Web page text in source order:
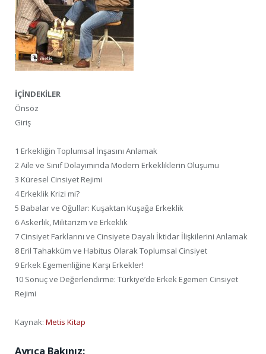
İÇİNDEKİLER
Önsöz
Giriş
1 Erkekliğin Toplumsal İnşasını Anlamak
2 Aile ve Sınıf Dolayımında Modern Erkekliklerin Oluşumu
3 Küresel Cinsiyet Rejimi
4 Erkeklik Krizi mi?
5 Babalar ve Oğullar: Kuşaktan Kuşağa Erkeklik
6 Askerlik, Militarizm ve Erkeklik
7 Cinsiyet Farklarını ve Cinsiyete Dayalı İktidar İlişkilerini Anlamak
8 Eril Tahakküm ve Habitus Olarak Toplumsal Cinsiyet
9 Erkek Egemenliğine Karşı Erkekler!
10 Sonuç ve Değerlendirme: Türkiye’de Erkek Egemen Cinsiyet
Rejimi
Kaynak: Metis Kitap
Ayrıca Bakınız: